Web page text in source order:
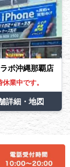
ボ沖縄那覇店
業中です。
詳細・地図